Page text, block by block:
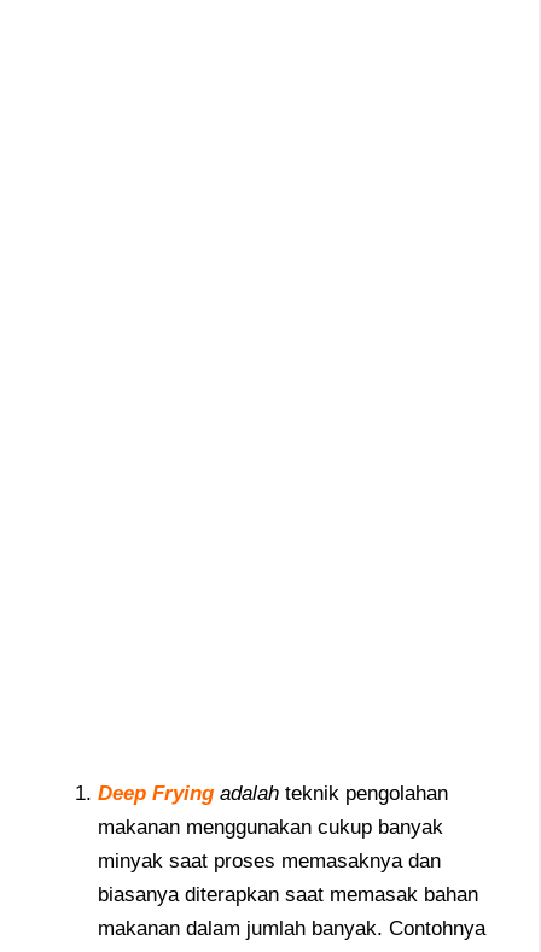
Deep Frying adalah teknik pengolahan
makanan menggunakan cukup banyak
minyak saat proses memasaknya dan
biasanya diterapkan saat memasak bahan
makanan dalam jumlah banyak. Contohnya